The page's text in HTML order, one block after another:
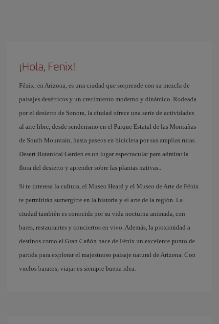
¡Hola, Fenix!
Fénix, en Arizona, es una ciudad que sorprende con su mezcla de
paisajes desérticos y un crecimiento moderno y dinámico. Rodeada
por el desierto de Sonora, la ciudad ofrece una serie de actividades
al aire libre, desde senderismo en el Parque Estatal de las Montañas
de South Mountain, hasta paseos en bicicleta por sus amplias rutas.
Desert Botanical Garden es un lugar espectacular para admirar la
flora del desierto y aprender sobre las plantas nativas..
Si te interesa la cultura, el Museo Heard y el Museo de Arte de Fénix
te permitirán sumergirte en la historia y el arte de la región. La
ciudad también es conocida por su vida nocturna animada, con
bares, restaurantes y conciertos en vivo. Además, la proximidad a
destinos como el Gran Cañón hace de Fénix un excelente punto de
partida para explorar el majestuoso paisaje natural de Arizona. Con
vuelos baratos, viajar es siempre buena idea.